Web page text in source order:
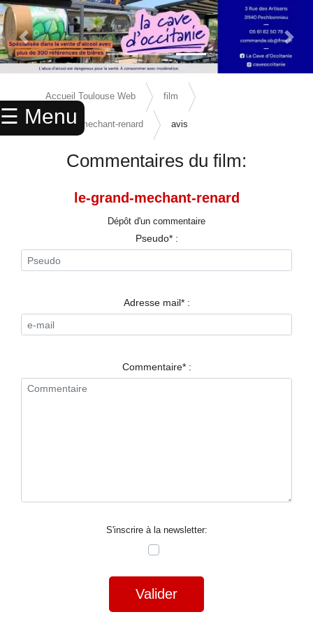
☰ Menu
× ACCUEIL
ANNUAIRE
SPORTS
RESTAURANTS
NUIT
Previous Slide Next
Accueil Toulouse Web film
le-grand-mechant-renard avis
Commentaires du film:
le-grand-mechant-renard
Dépôt d'un commentaire
Pseudo* :
Adresse mail* :
Commentaire* :
S'inscrire à la newsletter:
Valider